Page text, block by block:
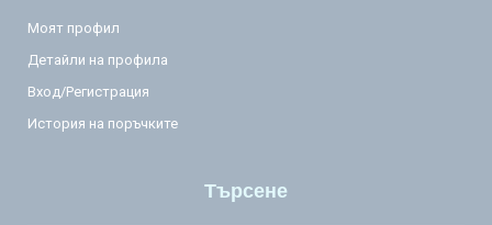
Моят профил
Детайли на профила
Вход/Регистрация
История на поръчките
Търсене